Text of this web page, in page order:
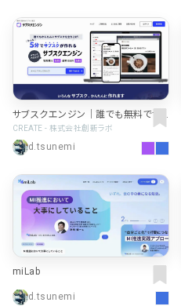
サブスクエンジン｜誰でも無料でサ
ブスクサービス&決済
CREATE - 株式会社創新ラボ
d.tsunemi
miLab
d.tsunemi